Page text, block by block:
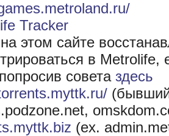
Tracker
этом сайте
в Metrolife,
совета здесь
(ex.